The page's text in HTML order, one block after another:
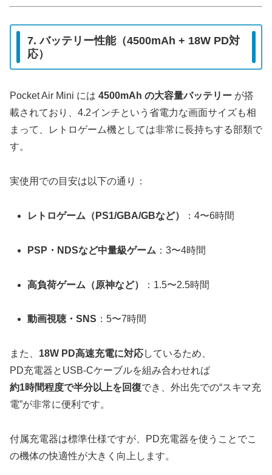
7. バッテリー性能（4500mAh + 18W PD対
応）
Pocket Air Mini には 4500mAh の大容量バッテリー が搭
載されており、4.2インチという省電力な画面サイズも相
まって、レトロゲーム機としては非常に長持ちする部類で
す。
実使用での目安は以下の通り：
レトロゲーム（PS1/GBA/GBなど） ：4〜6時間
PSP・NDSなど中量級ゲーム ：3〜4時間
高負荷ゲーム（原神など） ：1.5〜2.5時間
動画視聴・SNS ：5〜7時間
また、 18W PD高速充電に対応しているため、
PD充電器とUSB-Cケーブルを組み合わせれば
約1時間程度で半分以上を回復でき、外出先での“スキマ充
電”が非常に便利です。
付属充電器は標準仕様ですが、PD充電器を使うことでこ
の機体の快適性が大きく向上します。